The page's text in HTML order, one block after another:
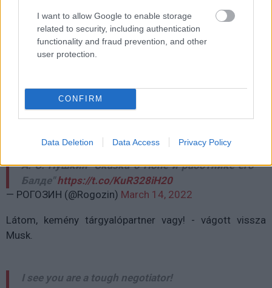
I want to allow Google to enable storage
related to security, including authentication
functionality and fraud prevention, and other
user protection.
CONFIRM
Data Deletion Data Access Privacy Policy
"Még zöldfülű, tejföl-bajszú
Vagy te hozzám, ördögfattyú,
De ne töltsük az időt,
Győzd le öcsémet előbb."
Ты, бесенок, еще молоденек,
Со мною тягаться слабенек;
Это было б лишь времени трата.
Обгони-ка сперва моего брата.
А. С. Пушкин "Сказка о Попе и работнике его
Балде"https://t.co/KuR328iH20
— РОГОЗИН (@Rogozin) March 14, 2022
Látom, kemény tárgyalópartner vagy! - vágott vissza
Musk.
I see you are a tough negotiator!